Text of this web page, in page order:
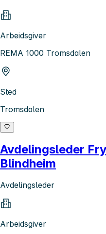
Arbeidsgiver
REMA 1000 Tromsdalen
Sted
Tromsdalen
Avdelingsleder
Blindheim
Avdelingsleder
Arbeidsgiver